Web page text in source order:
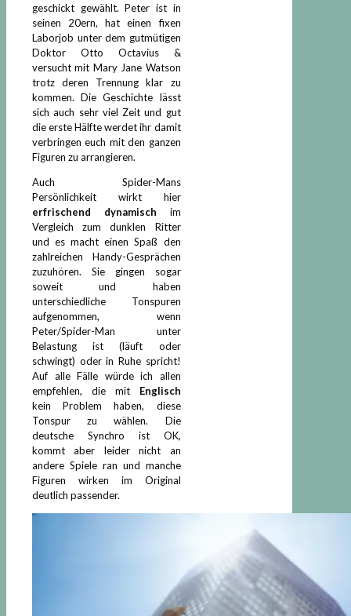
geschickt gewählt. Peter ist in
seinen 20ern, hat einen fixen
Laborjob unter dem gutmütigen
Doktor Otto Octavius &
versucht mit Mary Jane Watson
trotz deren Trennung klar zu
kommen. Die Geschichte lässt
sich auch sehr viel Zeit und gut
die erste Hälfte werdet ihr damit
verbringen euch mit den ganzen
Figuren zu arrangieren.
Auch Spider-Mans
Persönlichkeit wirkt hier
erfrischend dynamisch im
Vergleich zum dunklen Ritter
und es macht einen Spaß den
zahlreichen Handy-Gesprächen
zuzuhören. Sie gingen sogar
soweit und haben
unterschiedliche Tonspuren
aufgenommen, wenn
Peter/Spider-Man unter
Belastung ist (läuft oder
schwingt) oder in Ruhe spricht!
Auf alle Fälle würde ich allen
empfehlen, die mitEnglisch
kein Problem haben, diese
Tonspur zu wählen. Die
deutsche Synchro ist OK,
kommt aber leider nicht an
andere Spiele ran und manche
Figuren wirken im Original
deutlich passender.